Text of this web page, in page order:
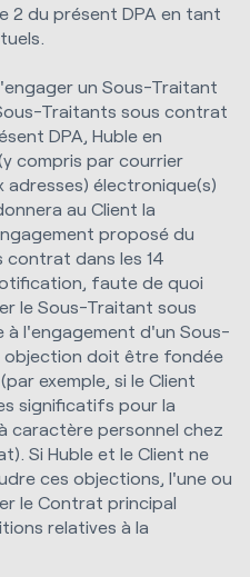
2 du présent DPA en tant
un Sous-Traitant
Traitants sous contrat
DPA, Huble en
compris par courrier
adresses) électronique(s)
au Client la
proposé du
dans les 14
faute de quoi
le Sous-Traitant sous
à l'engagement d'un Sous-
doit être fondée
exemple, si le Client
significatifs pour la
caractère personnel chez
Si Huble et le Client ne
ces objections, l'une ou
le Contrat principal
relatives à la